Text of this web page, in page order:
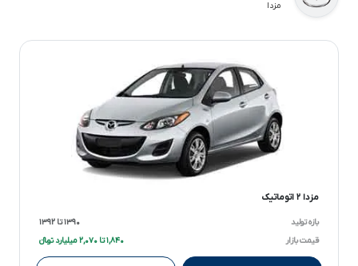
مزدا
مزدا ۲ اتوماتیک
بازه تولید
۱۳۹۰ تا ۱۳۹۲
قیمت بازار
۱,۸۴۰ تا ۲,۰۷۰ میلیارد تومانءءء